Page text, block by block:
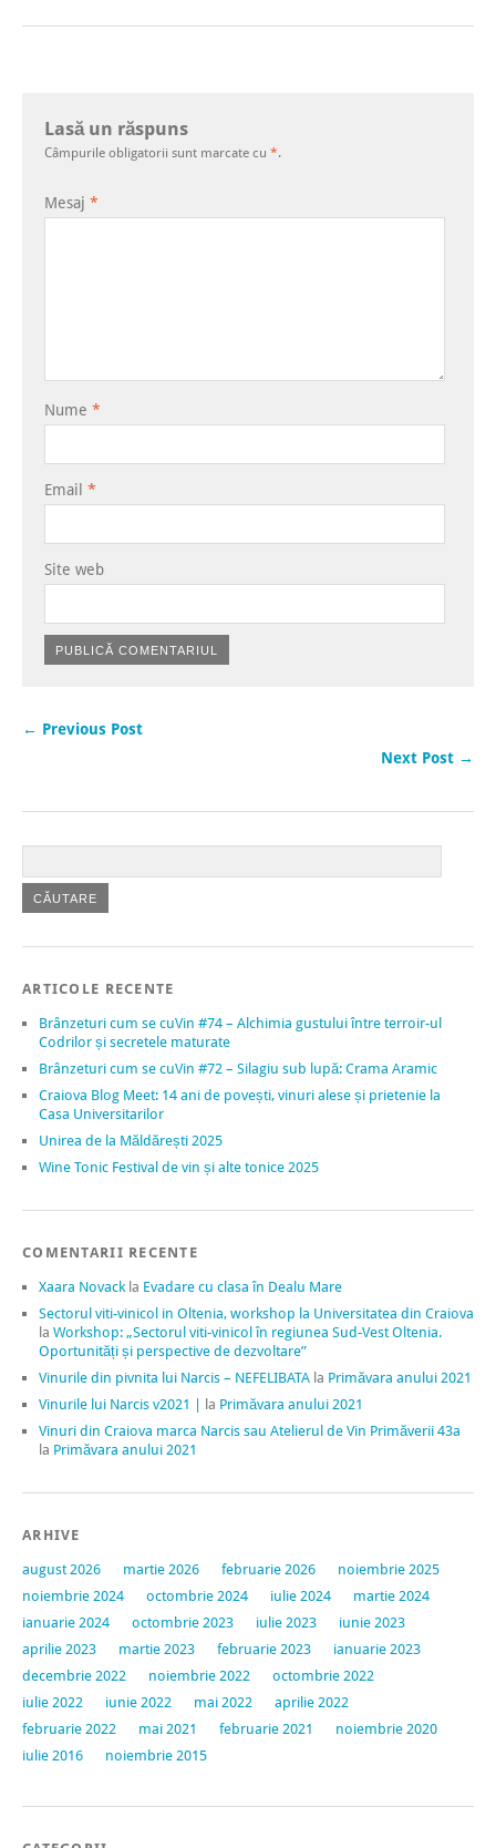
Lasă un răspuns
Câmpurile obligatorii sunt marcate cu *.
Mesaj *
Nume *
Email *
Site web
← Previous Post
Next Post →
ARTICOLE RECENTE
Brânzeturi cum se cuVin #74 – Alchimia gustului între terroir-ul
Codrilor și secretele maturate
Brânzeturi cum se cuVin #72 – Silagiu sub lupă: Crama Aramic
Craiova Blog Meet: 14 ani de povești, vinuri alese și prietenie la
Casa Universitarilor
Unirea de la Măldărești 2025
Wine Tonic Festival de vin și alte tonice 2025
COMENTARII RECENTE
Xaara Novackla Evadare cu clasa în Dealu Mare
Sectorul viti-vinicol in Oltenia, workshop la Universitatea din Craiova
la Workshop: „Sectorul viti-vinicol în regiunea Sud-Vest Oltenia.
Oportunități și perspective de dezvoltare”
Vinurile din pivnita lui Narcis – NEFELIBATA la Primăvara anului 2021
Vinurile lui Narcis v2021 |
la Primăvara anului 2021
Vinuri din Craiova marca Narcis sau Atelierul de Vin Primăverii 43a
la Primăvara anului 2021
ARHIVE
august 2026 martie 2026 februarie 2026
noiembrie 2025
noiembrie 2024
octombrie 2024 iulie 2024
martie 2024
ianuarie 2024
octombrie 2023 iulie 2023
iunie 2023
aprilie 2023
martie 2023 februarie 2023
ianuarie 2023
decembrie 2022
noiembrie 2022
octombrie 2022
iulie 2022
iunie 2022 mai 2022
aprilie 2022
februarie 2022
mai 2021 februarie 2021
noiembrie 2020
iulie 2016
noiembrie 2015